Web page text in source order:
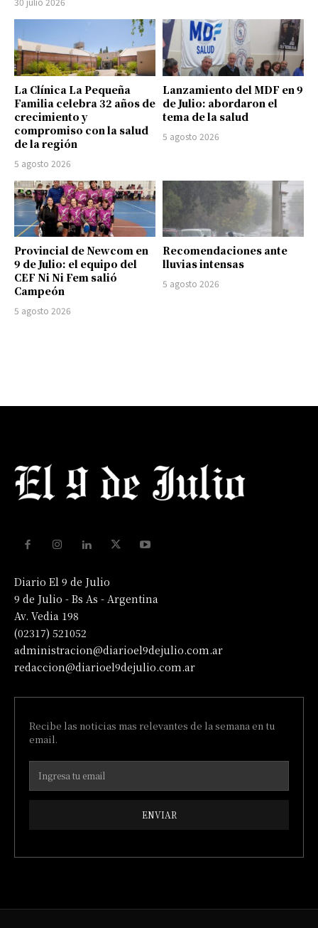
La Clínica La Pequeña
Familia celebra 32 años de
crecimiento y
compromiso con la salud
de la región
5 agosto 2026
Lanzamiento del MDF en 9
de Julio: abordaron el
tema de la salud
5 agosto 2026
Provincial de Newcom en
9 de Julio: el equipo del
CEF Ni Ni Fem salió
Campeón
5 agosto 2026
Recomendaciones ante
lluvias intensas
5 agosto 2026
Diario El 9 de Julio
9 de Julio - Bs As - Argentina
Av. Vedia 198
(02317) 521052
administracion@diarioel9dejulio.com.ar
redaccion@diarioel9dejulio.com.ar
Recibe las noticias mas relevantes de la semana en tu
email.
ENVIAR